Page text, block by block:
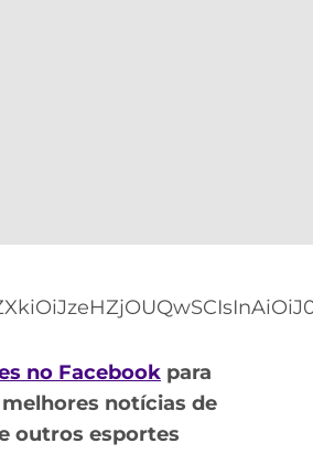
no Facebook para
notícias de
outros esportes